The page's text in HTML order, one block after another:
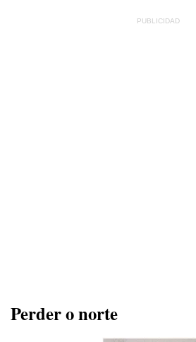
Perder o norte